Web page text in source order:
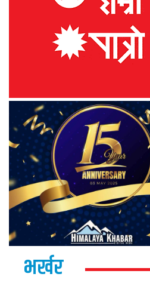
भर्खर